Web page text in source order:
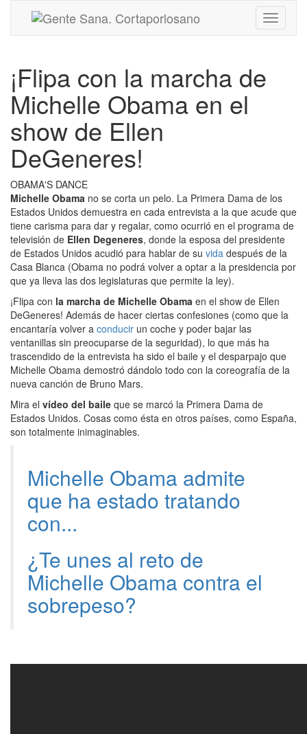
Toggle
¡Flipa con la marcha de
Michelle Obama en el
show de Ellen
DeGeneres!
OBAMA'S DANCE
Michelle Obama no se corta un pelo. La Primera Dama de los
Estados Unidos demuestra en cada entrevista a la que acude que
tiene carisma para dar y regalar, como ocurrió en el programa de
televisión de Ellen Degeneres, donde la esposa del presidente
de Estados Unidos acudió para hablar de su vida después de la
Casa Blanca (Obama no podrá volver a optar a la presidencia por
que ya lleva las dos legislaturas que permite la ley).
¡Flipa con la marcha de Michelle Obama en el show de Ellen
DeGeneres! Además de hacer ciertas confesiones (como que la
encantaría volver a conducir un coche y poder bajar las
ventanillas sin preocuparse de la seguridad), lo que más ha
trascendido de la entrevista ha sido el baile y el desparpajo que
Michelle Obama demostró dándolo todo con la coreografía de la
nueva canción de Bruno Mars.
Mira el vídeo del baile que se marcó la Primera Dama de
Estados Unidos. Cosas como ésta en otros países, como España,
son totalmente inimaginables.
Michelle Obama admite
que ha estado tratando
con...
¿Te unes al reto de
Michelle Obama contra el
sobrepeso?